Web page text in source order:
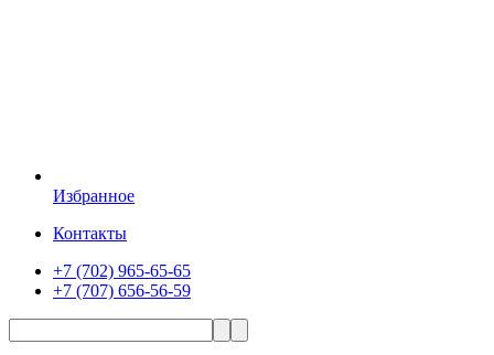
Избранное
Контакты
+7 (702) 965-65-65
+7 (707) 656-56-59